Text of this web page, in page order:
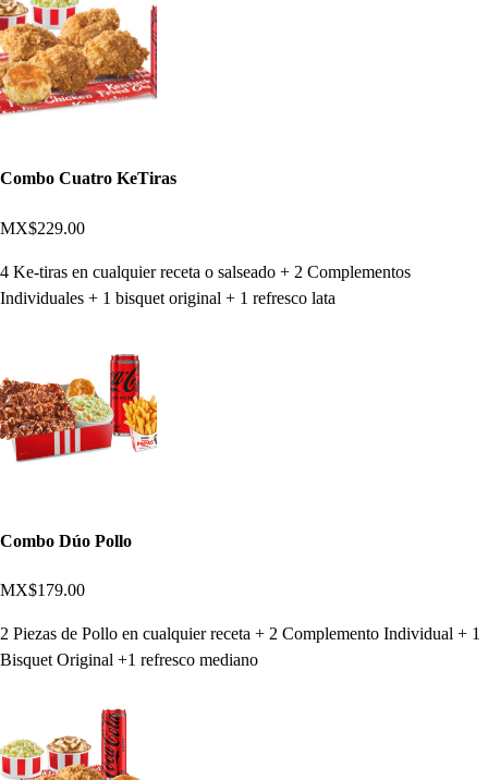
Combo Cuatro KeTiras
MX$229.00
4 Ke-tiras en cualquier receta o salseado + 2 Complementos
Individuales + 1 bisquet original + 1 refresco lata
Combo Dúo Pollo
MX$179.00
2 Piezas de Pollo en cualquier receta + 2 Complemento Individual + 1
Bisquet Original +1 refresco mediano